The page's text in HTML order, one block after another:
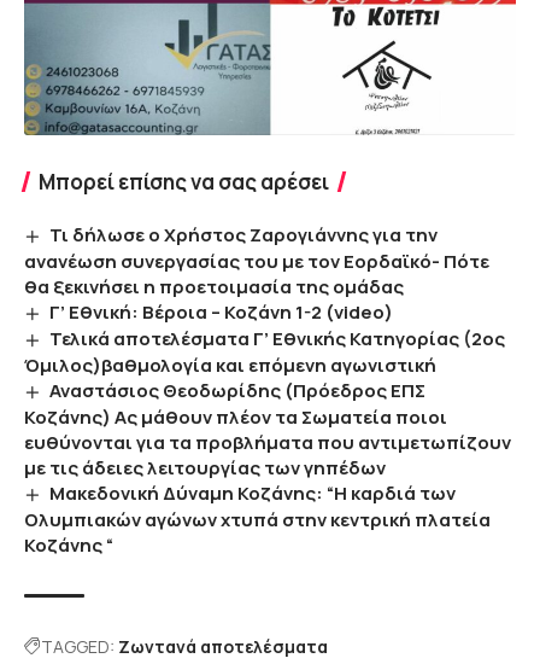
Μπορεί επίσης να σας αρέσει
Τι δήλωσε ο Χρήστος Ζαρογιάννης για την
ανανέωση συνεργασίας του με τον Εορδαϊκό- Πότε
θα ξεκινήσει η προετοιμασία της ομάδας
Γ’ Εθνική: Βέροια – Κοζάνη 1-2 (video)
Τελικά αποτελέσματα Γ’ Εθνικής Κατηγορίας (2ος
Όμιλος)βαθμολογία και επόμενη αγωνιστική
Αναστάσιος Θεοδωρίδης (Πρόεδρος ΕΠΣ
Κοζάνης) Ας μάθουν πλέον τα Σωματεία ποιοι
ευθύνονται για τα προβλήματα που αντιμετωπίζουν
με τις άδειες λειτουργίας των γηπέδων
Μακεδονική Δύναμη Κοζάνης: “Η καρδιά των
Ολυμπιακών αγώνων χτυπά στην κεντρική πλατεία
Κοζάνης “
TAGGED: Ζωντανά αποτελέσματα